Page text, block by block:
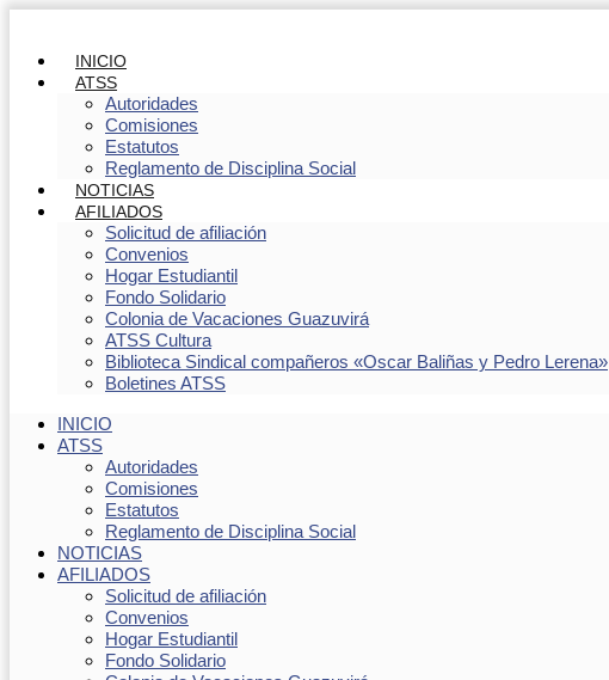
INICIO
ATSS
Autoridades
Comisiones
Estatutos
Reglamento de Disciplina Social
NOTICIAS
AFILIADOS
Solicitud de afiliación
Convenios
Hogar Estudiantil
Fondo Solidario
Colonia de Vacaciones Guazuvirá
ATSS Cultura
Biblioteca Sindical compañeros «Oscar Baliñas y Pedro Lerena»
Boletines ATSS
INICIO
ATSS
Autoridades
Comisiones
Estatutos
Reglamento de Disciplina Social
NOTICIAS
AFILIADOS
Solicitud de afiliación
Convenios
Hogar Estudiantil
Fondo Solidario